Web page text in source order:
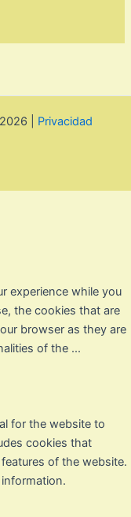
| Privacidad
experience while you
the cookies that are
browser as they are
of the ...
for the website to
cookies that
of the website.